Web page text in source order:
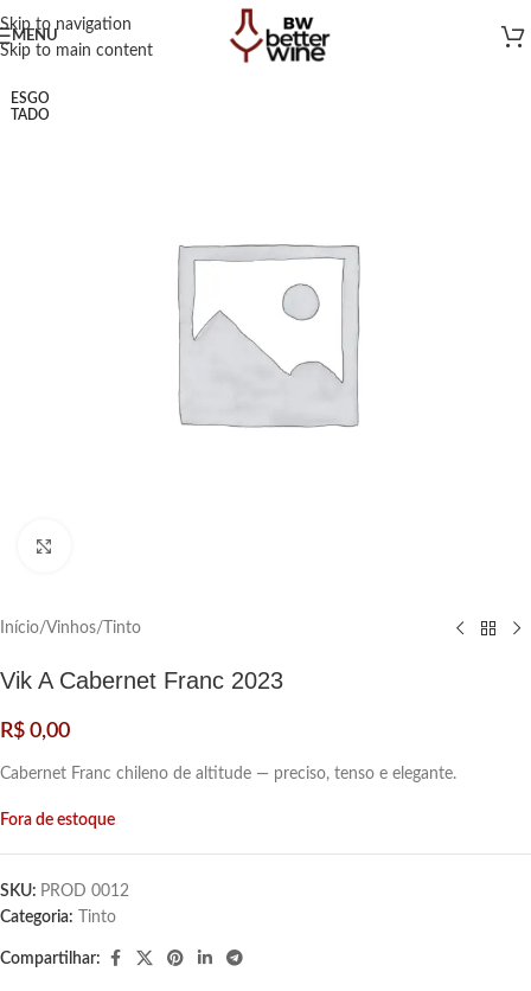
Skip to navigation
Skip to main content
MENU
ESGO
TADO
Início/Vinhos/ Tinto
Vik A Cabernet Franc 2023
R$ 0,00
Cabernet Franc chileno de altitude — preciso, tenso e elegante.
Fora de estoque
SKU: PROD 0012
Categoria:
Tinto
Compartilhar: